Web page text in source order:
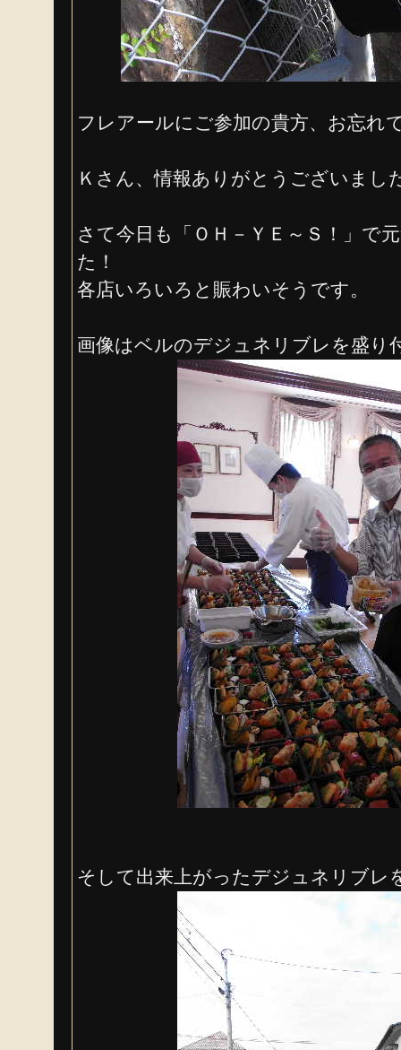
フレアールにご参加の貴方、お忘れ
Ｋさん、情報ありがとうございまし
さて今日も「ＯＨ－ＹＥ～Ｓ！」で
た！
各店いろいろと賑わいそうです。
画像はベルのデジュネリブレを盛り
そして出来上がったデジュネリブレ